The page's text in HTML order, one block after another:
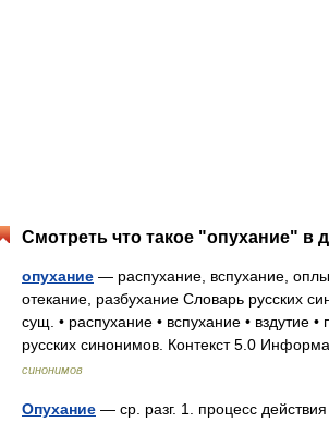
Смотреть что такое "опухание" в
опухание — распухание, вспухание,
отекание, разбухание Словарь русских
сущ. • распухание • вспухание • вздутие
русских синонимов. Контекст 5.0
синонимов
Опухание — ср. разг. 1. процесс действия